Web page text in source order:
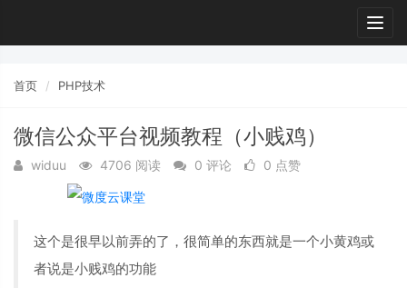
首页 PHP技术
微信公众平台视频教程（小贱鸡）
widuu 4706 阅读 0 评论 0 点赞
这个是很早以前弄的了，很简单的东西就是一个小黄鸡或
者说是小贱鸡的功能